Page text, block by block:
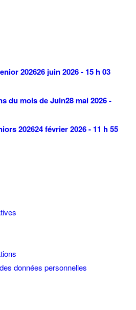
202626 juin 2026 - 15 h 03
du mois de Juin28 mai 2026 -
202624 février 2026 - 11 h 55
données personnelles